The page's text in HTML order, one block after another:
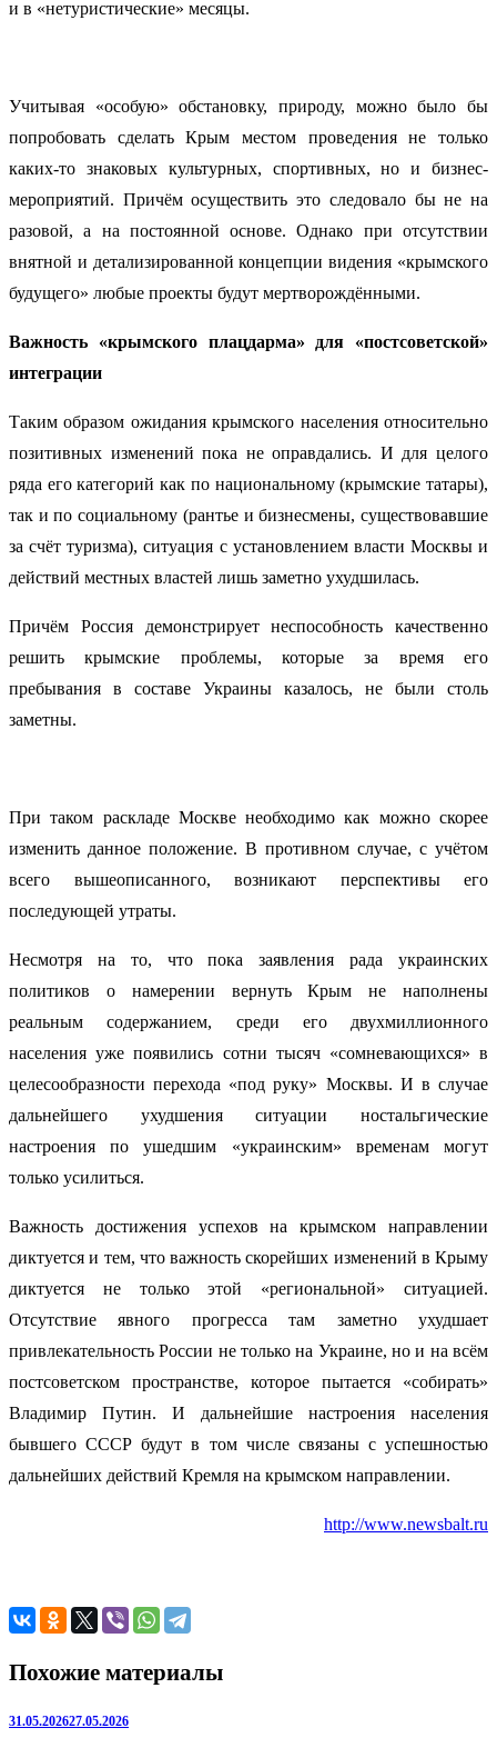
и в «нетуристические» месяцы.
Учитывая «особую» обстановку, природу, можно было бы
попробовать сделать Крым местом проведения не только
каких-то знаковых культурных, спортивных, но и бизнес-
мероприятий. Причём осуществить это следовало бы не на
разовой, а на постоянной основе. Однако при отсутствии
внятной и детализированной концепции видения «крымского
будущего» любые проекты будут мертворождёнными.
Важность «крымского плацдарма» для «постсоветской»
интеграции
Таким образом ожидания крымского населения относительно
позитивных изменений пока не оправдались. И для целого
ряда его категорий как по национальному (крымские татары),
так и по социальному (рантье и бизнесмены, существовавшие
за счёт туризма), ситуация с установлением власти Москвы и
действий местных властей лишь заметно ухудшилась.
Причём Россия демонстрирует неспособность качественно
решить крымские проблемы, которые за время его
пребывания в составе Украины казалось, не были столь
заметны.
При таком раскладе Москве необходимо как можно скорее
изменить данное положение. В противном случае, с учётом
всего вышеописанного, возникают перспективы его
последующей утраты.
Несмотря на то, что пока заявления рада украинских
политиков о намерении вернуть Крым не наполнены
реальным содержанием, среди его двухмиллионного
населения уже появились сотни тысяч «сомневающихся» в
целесообразности перехода «под руку» Москвы. И в случае
дальнейшего ухудшения ситуации ностальгические
настроения по ушедшим «украинским» временам могут
только усилиться.
Важность достижения успехов на крымском направлении
диктуется и тем, что важность скорейших изменений в Крыму
диктуется не только этой «региональной» ситуацией.
Отсутствие явного прогресса там заметно ухудшает
привлекательность России не только на Украине, но и на всём
постсоветском пространстве, которое пытается «собирать»
Владимир Путин. И дальнейшие настроения населения
бывшего СССР будут в том числе связаны с успешностью
дальнейших действий Кремля на крымском направлении.
http://www.newsbalt.ru
Похожие материалы
31.05.202627.05.2026